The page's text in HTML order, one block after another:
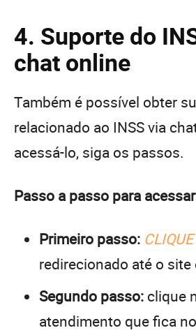
4. Suporte do
chat online
Também é possível obter
relacionado ao INSS via
acessá-lo, siga os passos.
Passo a passo para
Primeiro passo:
redirecionado até o
Segundo passo: clique
atendimento que fica